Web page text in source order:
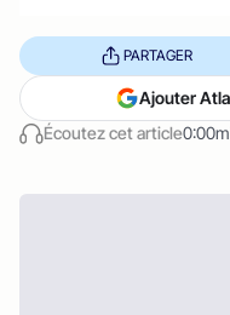
Écoutez cet article
PARTAGER
Ajouter